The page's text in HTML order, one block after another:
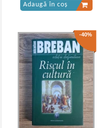
Adaugă în coș
-40%